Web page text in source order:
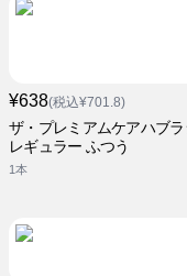
¥638(税込¥701.8)
ザ・プレミアムケアハブラ
レギュラー ふつう
1本